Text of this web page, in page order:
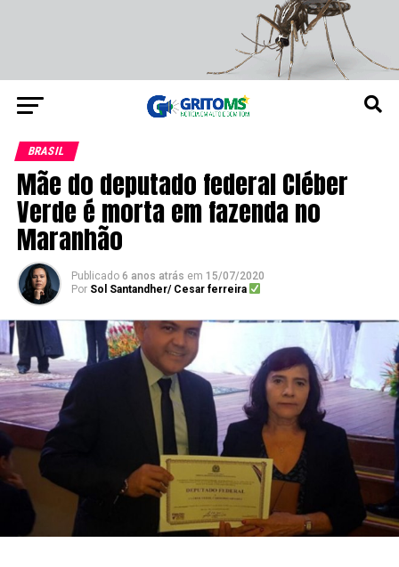
BRASIL
Mãe do deputado federal Cléber
Verde é morta em fazenda no
Maranhão
Publicado 6 anos atrás em 15/07/2020
Por Sol Santandher/ Cesar ferreira